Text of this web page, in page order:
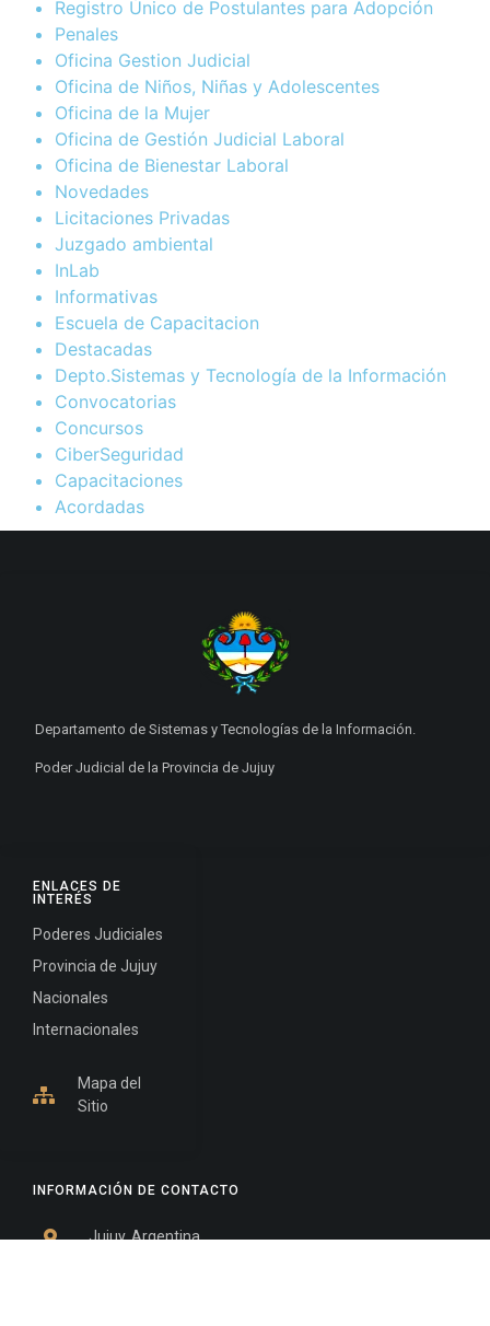
Registro Único de Postulantes para Adopción
Penales
Oficina Gestion Judicial
Oficina de Niños, Niñas y Adolescentes
Oficina de la Mujer
Oficina de Gestión Judicial Laboral
Oficina de Bienestar Laboral
Novedades
Licitaciones Privadas
Juzgado ambiental
InLab
Informativas
Escuela de Capacitacion
Destacadas
Depto.Sistemas y Tecnología de la Información
Convocatorias
Concursos
CiberSeguridad
Capacitaciones
Acordadas
INFORMACIÓN DE CONTACTO
Jujuy, Argentina
ENLACES DE
INTERÉS
Poderes Judiciales
Provincia de Jujuy
Nacionales
Internacionales
Mapa del
Sitio
Departamento de Sistemas y Tecnologías de la Información.
Poder Judicial de la Provincia de Jujuy